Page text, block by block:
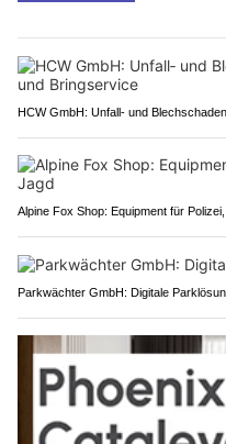
HCW GmbH: Unfall‑ und
Alpine Fox Shop: Equipment für
Parkwächter GmbH: Digitale